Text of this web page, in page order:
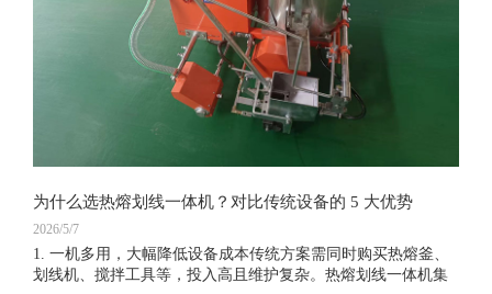
为什么选热熔划线一体机？对比传统设备的 5 大优势
2026/5/7
1. 一机多用，大幅降低设备成本传统方案需同时购买热熔釜、
划线机、搅拌工具等，投入高且维护复杂。热熔划线一体机集